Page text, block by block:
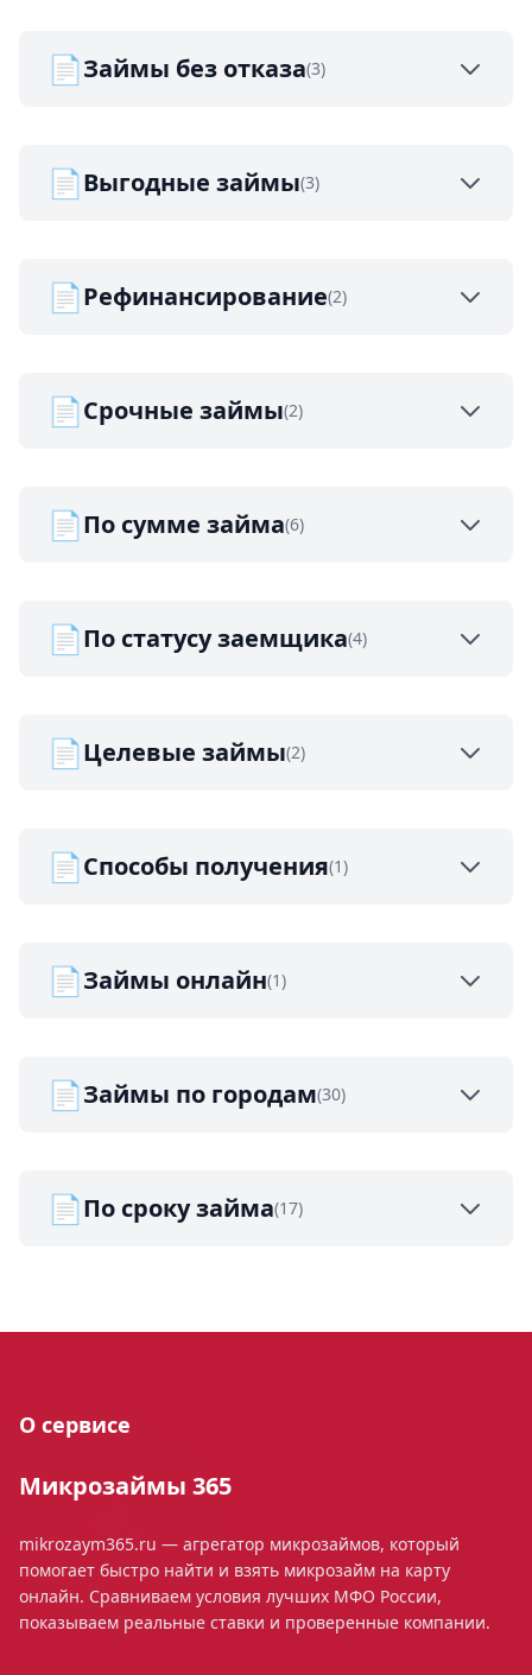
📄Займы без отказа(3)
📄Выгодные займы(3)
📄Рефинансирование(2)
📄Срочные займы(2)
📄По сумме займа(6)
📄По статусу заемщика(4)
📄Целевые займы(2)
📄Способы получения(1)
📄Займы онлайн(1)
📄Займы по городам(30)
📄По сроку займа(17)
О сервисе
Микрозаймы 365
mikrozaym365.ru — агрегатор микрозаймов, который
помогает быстро найти и взять микрозайм на карту
онлайн. Сравниваем условия лучших МФО России,
показываем реальные ставки и проверенные компании.